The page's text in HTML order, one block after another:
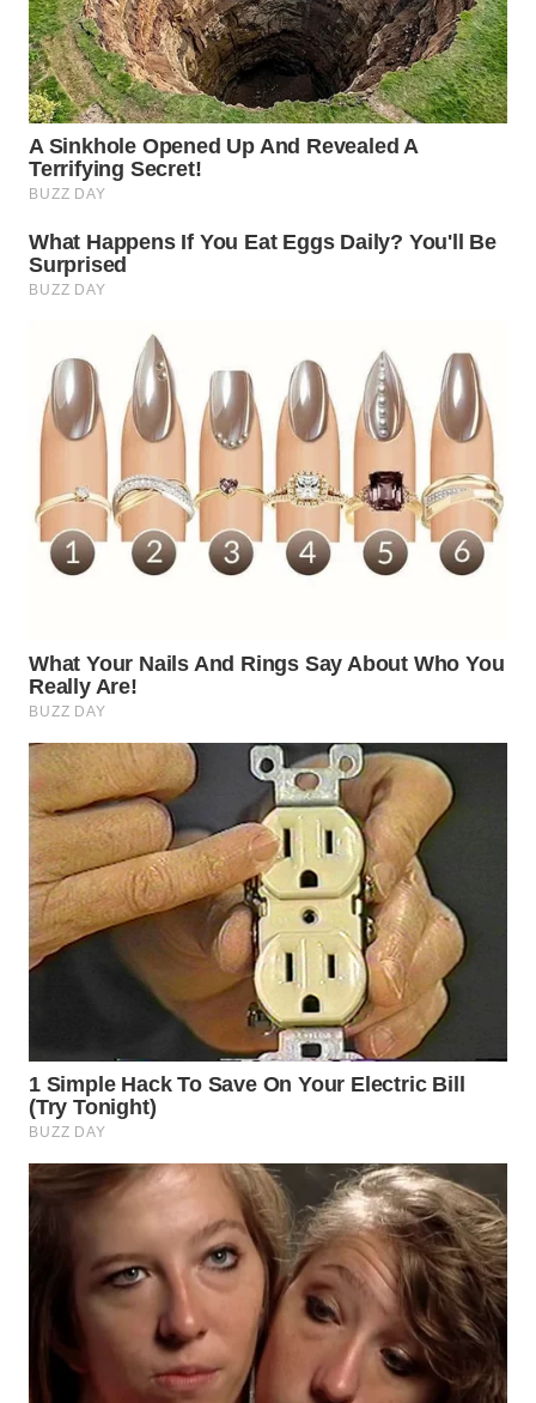
WN
TANGERANG
WN
BINJAI
WN
WN
INDRAMAYU
WN
KUNINGAN
WN
MAJALENGKA
WN
SUBANG
SUKABUMI
WN
PURWAKARTA
WN
PRIANGAN
TIMUR
WN
SEMARANG
WN
BOROBUDUR
WN
MADURA
SURABAYA
WN